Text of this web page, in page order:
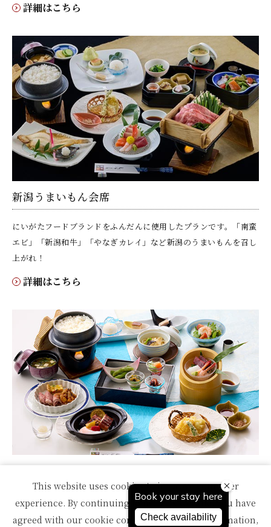
詳細はこちら
新潟うまいもん会席
にいがたフードブランドをふんだんに使用したプランです。「南蛮
エビ」「新潟和牛」「やなぎカレイ」など新潟のうまいもんを召し
上がれ！
詳細はこちら
マグロやアワビのお造り、銀ダラのグリルなど旬の味覚を取り揃え
た会席をご用意いたしました。新潟の夏野菜や鰻を盛り込んだ贅沢
This website uses cookies to improve your user
experience. By continuing to use this website, you have
agreed with our cookie consent. For futher information,